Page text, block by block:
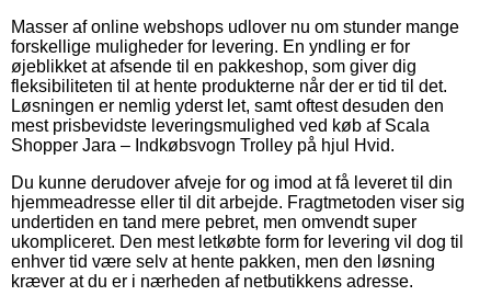
Masser af online webshops udlover nu om stunder mange
forskellige muligheder for levering. En yndling er for
øjeblikket at afsende til en pakkeshop, som giver dig
fleksibiliteten til at hente produkterne når der er tid til det.
Løsningen er nemlig yderst let, samt oftest desuden den
mest prisbevidste leveringsmulighed ved køb af Scala
Shopper Jara – Indkøbsvogn Trolley på hjul Hvid.
Du kunne derudover afveje for og imod at få leveret til din
hjemmeadresse eller til dit arbejde. Fragtmetoden viser sig
undertiden en tand mere pebret, men omvendt super
ukompliceret. Den mest letkøbte form for levering vil dog til
enhver tid være selv at hente pakken, men den løsning
kræver at du er i nærheden af netbutikkens adresse.